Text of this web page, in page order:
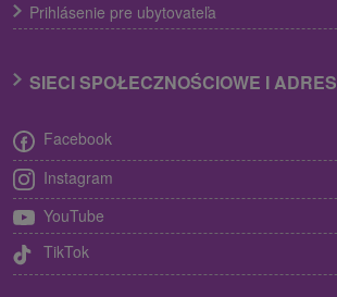
Prihlásenie pre ubytovateľa
SIECI SPOŁECZNOŚCIOWE I ADRES
Facebook
Instagram
YouTube
TikTok